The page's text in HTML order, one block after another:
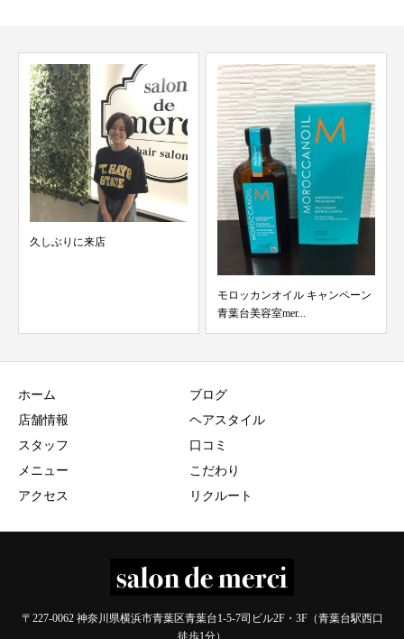
ショートのグラデーションイン
ナーカラー
ホーム
店舗情報
スタッフ
メニュー
アクセス
ブログ
ヘアスタイル
口コミ
こだわり
リクルート
〒227-0062 神奈川県横浜市青葉区青葉台1-5-7司ビル2F・3F（青葉台駅西口
徒歩1分）